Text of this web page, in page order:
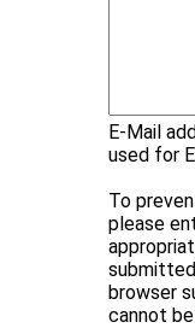
E-Mail
used for
To
please
browser
cannot